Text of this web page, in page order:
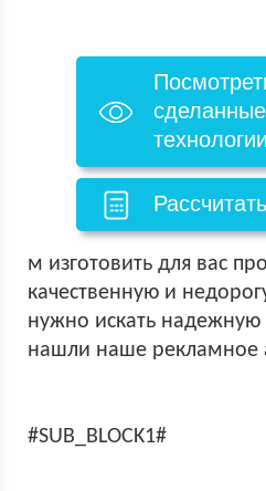
технологии
м изготовить для вас
качественную и
нужно искать
нашли наше рекламное
#SUB_BLOCK1#